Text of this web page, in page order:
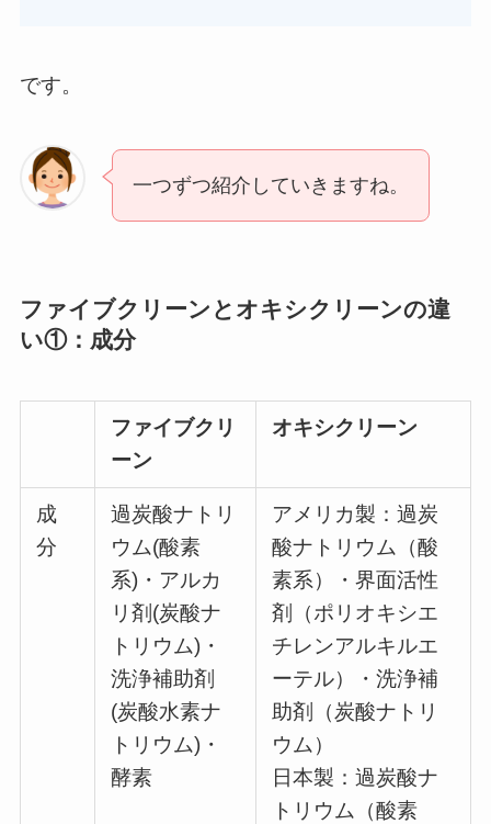
です。
一つずつ紹介していきますね。
ファイブクリーンとオキシクリーンの違
い①：成分
ファイブクリ
ーン
オキシクリーン
成
分
過炭酸ナトリ
ウム(酸素
系)・アルカ
リ剤(炭酸ナ
トリウム)・
洗浄補助剤
(炭酸水素ナ
トリウム)・
酵素
アメリカ製：過炭
酸ナトリウム（酸
素系）・界面活性
剤（ポリオキシエ
チレンアルキルエ
ーテル）・洗浄補
助剤（炭酸ナトリ
ウム）
日本製：過炭酸ナ
トリウム（酸素